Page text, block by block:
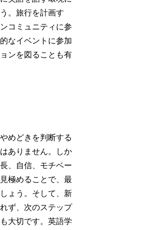
。旅行を計画す
コミュニティに参
なイベントに参加
ンを図ることも有
めどきを判断する
ありません。しか
、自信、モチベー
極めることで、最
ょう。そして、新
ず、次のステップ
大切です。英語学